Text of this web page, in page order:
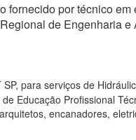
fornecido por técnico em
de Engenharia e
para serviços de
Educação Profissional
encanadores,